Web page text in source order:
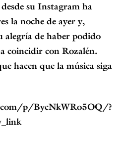
desde su Instagram ha
la noche de ayer y,
alegría de haber podido
coincidir con Rozalén.
hacen que la música siga
p/BycNkWRo5OQ/?